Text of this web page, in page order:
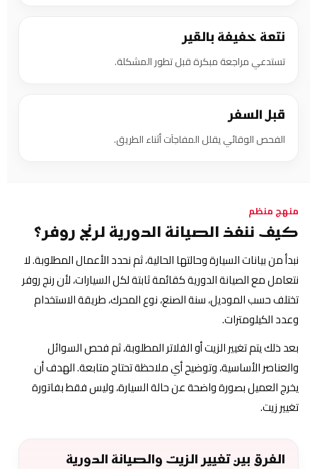
نتعة خفيفة بالقير
تستدعي مراجعة مبكرة قبل تطور المشكلة.
قبل السفر
الفحص الوقائي يقلل المفاجآت أثناء الطريق.
منهج منظم
كيف ننفذ الصيانة الدورية لرنج روفر؟
نبدأ من بيانات السيارة وحالتها الحالية، ثم نحدد الأعمال المطلوبة. لا
نتعامل مع الصيانة الدورية كقائمة ثابتة لكل السيارات، لأن رنج روفر
تختلف حسب الموديل، سنة الصنع، نوع المحرك، طريقة الاستخدام
وعدد الكيلومترات.
بعد ذلك يتم تغيير الزيت أو الفلاتر المطلوبة، ثم فحص السوائل
والعناصر الأساسية، وتوضيح أي ملاحظة تحتاج متابعة. الهدف أن
يخرج العميل بصورة واضحة عن حالة السيارة، وليس فقط بفاتورة
تغيير زيت.
الفرق بين تغيير الزيت والصيانة الدورية